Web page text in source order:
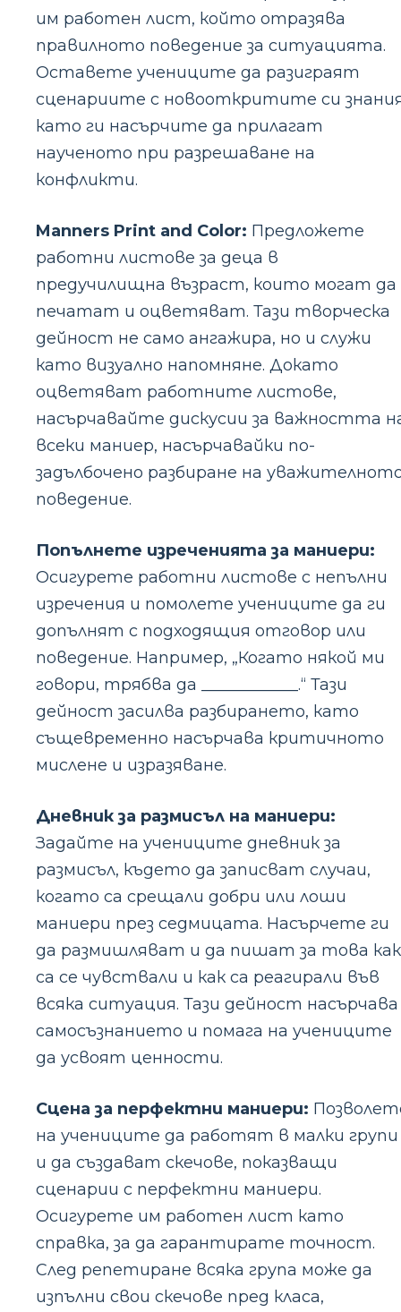
им работен лист, който отразява
правилното поведение за ситуацията.
Оставете учениците да разиграят
сценариите с новооткритите си
като ги насърчите да прилагат
наученото при разрешаване на
конфликти.
Manners Print and Color: Предложете
работни листове за деца в
предучилищна възраст, които могат да
печатат и оцветяват. Тази творческа
дейност не само ангажира, но и служи
като визуално напомняне. Докато
оцветяват работните листове,
насърчавайте дискусии за важността
всеки маниер, насърчавайки по-
задълбочено разбиране на
поведение.
Попълнете изреченията за маниери:
Осигурете работни листове с непълни
изречения и помолете учениците да ги
допълнят с подходящия отговор или
поведение. Например, „Когато някой ми
говори, трябва да ____________.“ Тази
дейност засилва разбирането, като
същевременно насърчава критичното
мислене и изразяване.
Дневник за размисъл на маниери:
Задайте на учениците дневник за
размисъл, където да записват случаи,
когато са срещали добри или лоши
маниери през седмицата. Насърчете ги
да размишляват и да пишат за това как
са се чувствали и как са реагирали във
всяка ситуация. Тази дейност насърчава
самосъзнанието и помага на учениците
да усвоят ценности.
Сцена за перфектни маниери:
на учениците да работят в малки групи
и да създават скечове, показващи
сценарии с перфектни маниери.
Осигурете им работен лист като
справка, за да гарантирате точност.
След репетиране всяка група може да
изпълни свои скечове пред класа,